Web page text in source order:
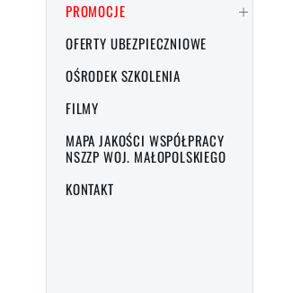
PROMOCJE
OFERTY UBEZPIECZNIOWE
OŚRODEK SZKOLENIA
FILMY
MAPA JAKOŚCI WSPÓŁPRACY
NSZZP WOJ. MAŁOPOLSKIEGO
KONTAKT